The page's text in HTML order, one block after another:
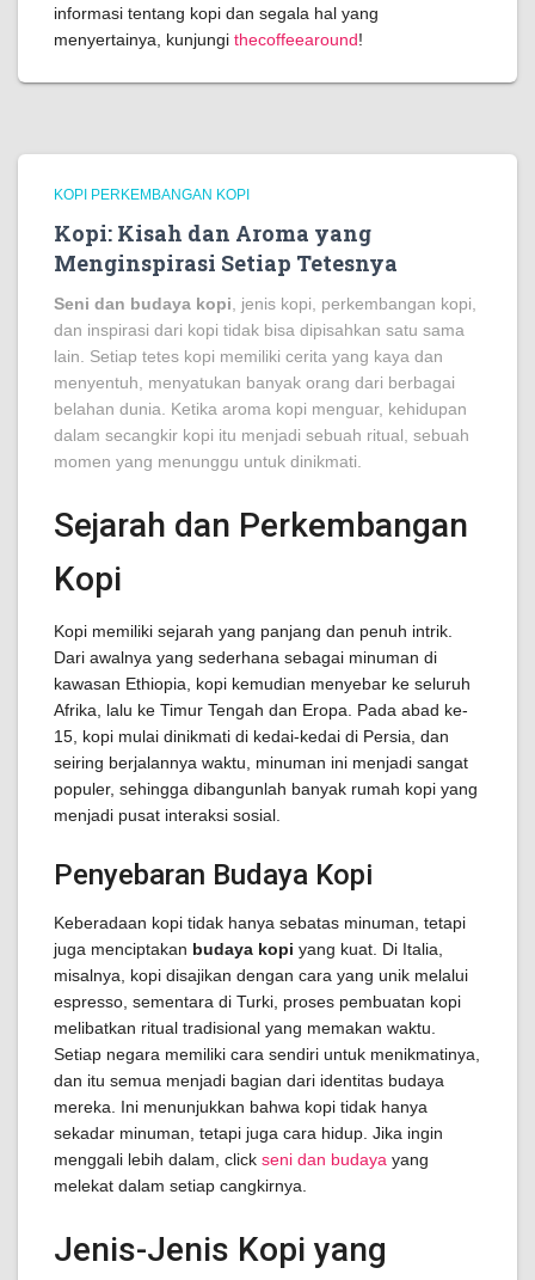
informasi tentang kopi dan segala hal yang
menyertainya, kunjungi thecoffeearound!
KOPI PERKEMBANGAN KOPI
Kopi: Kisah dan Aroma yang
Menginspirasi Setiap Tetesnya
Seni dan budaya kopi , jenis kopi, perkembangan kopi,
dan inspirasi dari kopi tidak bisa dipisahkan satu sama
lain. Setiap tetes kopi memiliki cerita yang kaya dan
menyentuh, menyatukan banyak orang dari berbagai
belahan dunia. Ketika aroma kopi menguar, kehidupan
dalam secangkir kopi itu menjadi sebuah ritual, sebuah
momen yang menunggu untuk dinikmati.
Sejarah dan Perkembangan
Kopi
Kopi memiliki sejarah yang panjang dan penuh intrik.
Dari awalnya yang sederhana sebagai minuman di
kawasan Ethiopia, kopi kemudian menyebar ke seluruh
Afrika, lalu ke Timur Tengah dan Eropa. Pada abad ke-
15, kopi mulai dinikmati di kedai-kedai di Persia, dan
seiring berjalannya waktu, minuman ini menjadi sangat
populer, sehingga dibangunlah banyak rumah kopi yang
menjadi pusat interaksi sosial.
Penyebaran Budaya Kopi
Keberadaan kopi tidak hanya sebatas minuman, tetapi
juga menciptakan budaya kopi yang kuat. Di Italia,
misalnya, kopi disajikan dengan cara yang unik melalui
espresso, sementara di Turki, proses pembuatan kopi
melibatkan ritual tradisional yang memakan waktu.
Setiap negara memiliki cara sendiri untuk menikmatinya,
dan itu semua menjadi bagian dari identitas budaya
mereka. Ini menunjukkan bahwa kopi tidak hanya
sekadar minuman, tetapi juga cara hidup. Jika ingin
menggali lebih dalam, click seni dan budaya yang
melekat dalam setiap cangkirnya.
Jenis-Jenis Kopi yang